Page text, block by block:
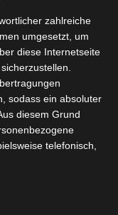
21| Spieltag
1
zahlreiche
umgesetzt, um
diese Internetseite
sodass ein absoluter
diesem Grund
telefonisch,